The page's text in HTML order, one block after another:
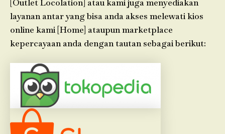
[Outlet Locolation] atau kami juga menyediakan
layanan antar yang bisa anda akses melewati kios
online kami [Home] ataupun marketplace
kepercayaan anda dengan tautan sebagai berikut: